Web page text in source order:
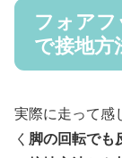
フォアフ
で接地方
実際に走って感
く 脚の回転でも